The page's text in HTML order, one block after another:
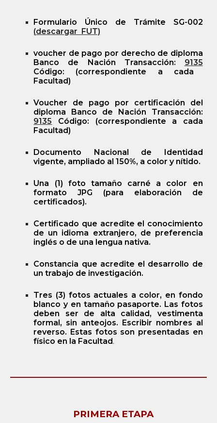
Formulario Único de Trámite SG-002
(descargar FUT)
voucher de pago por derecho de diploma
Banco de Nación Transacción: 9135
Código: (correspondiente a cada
Facultad)
Voucher de pago por certificación del
diploma Banco de Nación Transacción:
9135 Código: (correspondiente a cada
Facultad)
Documento Nacional de Identidad
vigente, ampliado al 150%, a color y nítido.
Una (1) foto tamaño carné a color en
formato JPG (para elaboración de
certificados).
Certificado que acredite el conocimiento
de un idioma extranjero, de preferencia
inglés o de una lengua nativa.
Constancia que acredite el desarrollo de
un trabajo de investigación.
Tres (3) fotos actuales a color, en fondo
blanco y en tamaño pasaporte. Las fotos
deben ser de alta calidad, vestimenta
formal, sin anteojos. Escribir nombres al
reverso. Estas fotos son presentadas en
físico en la Facultad .
PRIMERA ETAPA